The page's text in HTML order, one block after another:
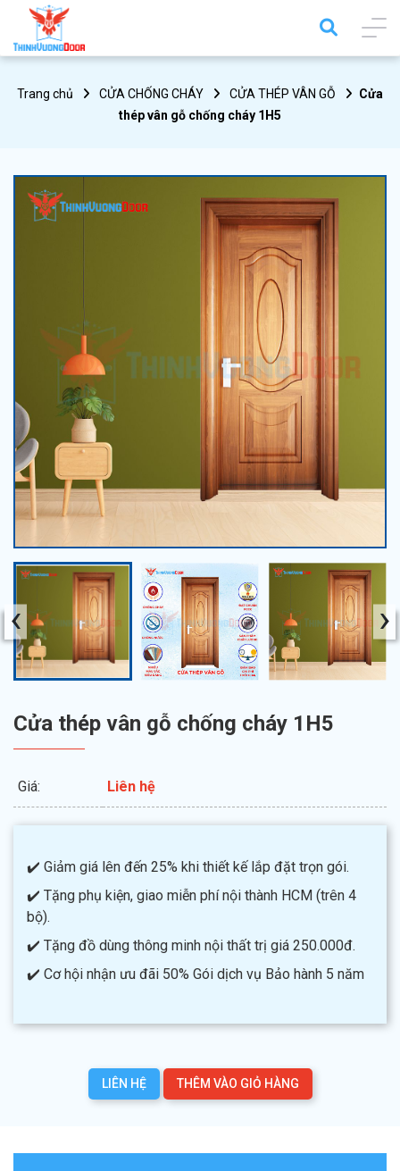
Trang chủ CỬA CHỐNG CHÁY CỬA THÉP VÂN GỖ
Cửa
thép vân gỗ chống cháy 1H5
‹ ›
Cửa thép vân gỗ chống cháy 1H5
Giá: Liên hệ
✔️ Giảm giá lên đến 25% khi thiết kế lắp đặt trọn gói.
✔️ Tặng phụ kiện, giao miễn phí nội thành HCM (trên 4
bộ).
✔️ Tặng đồ dùng thông minh nội thất trị giá 250.000đ.
✔️ Cơ hội nhận ưu đãi 50% Gói dịch vụ Bảo hành 5 năm
LIÊN HỆ THÊM VÀO GIỎ HÀNG